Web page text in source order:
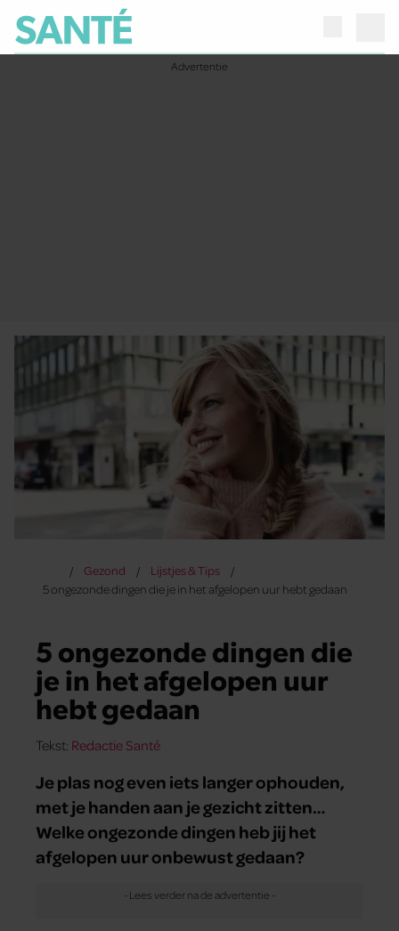
Gezond
Lijstjes & Tips
5 ongezonde dingen die je in het afgelopen uur hebt gedaan
5 ongezonde dingen die
je in het afgelopen uur
hebt gedaan
Tekst: Redactie Santé
Je plas nog even iets langer ophouden,
met je handen aan je gezicht zitten…
Welke ongezonde dingen heb jij het
afgelopen uur onbewust gedaan?